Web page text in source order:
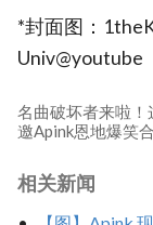
*封面图：
Univ@youtube
名曲破坏者来啦！
邀Apink恩地爆笑
相关新闻